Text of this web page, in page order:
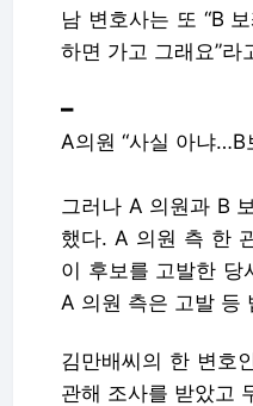
그러나 A 의원과 B
했다. A 의원 측 한
A 의원 측은 고발 등
관해 조사를 받았고
지난해 10월에는 남
단체에 1억원을 냈다
━